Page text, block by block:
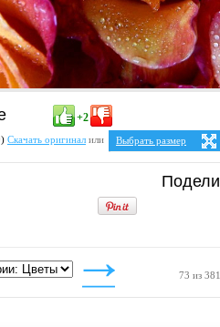
+2
Скачать оригиналили
Выбрать размер
Ваше разрешение:Не
1280x1024
1600x1280
1920x1536
1400x1050
1600x1200
73 из